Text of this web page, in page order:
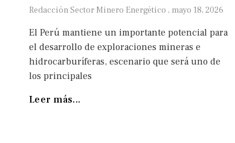
Redacción Sector Minero Energético mayo 18, 2026
El Perú mantiene un importante potencial para
el desarrollo de exploraciones mineras e
hidrocarburíferas, escenario que será uno de
los principales
Leer más...